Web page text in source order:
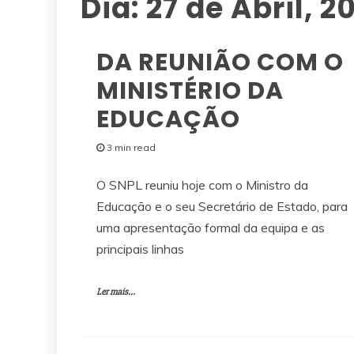
DA REUNIÃO COM O
MINISTÉRIO DA
EDUCAÇÃO
3 min read
O SNPL reuniu hoje com o Ministro da
Educação e o seu Secretário de Estado, para
uma apresentação formal da equipa e as
principais linhas
Ler mais...